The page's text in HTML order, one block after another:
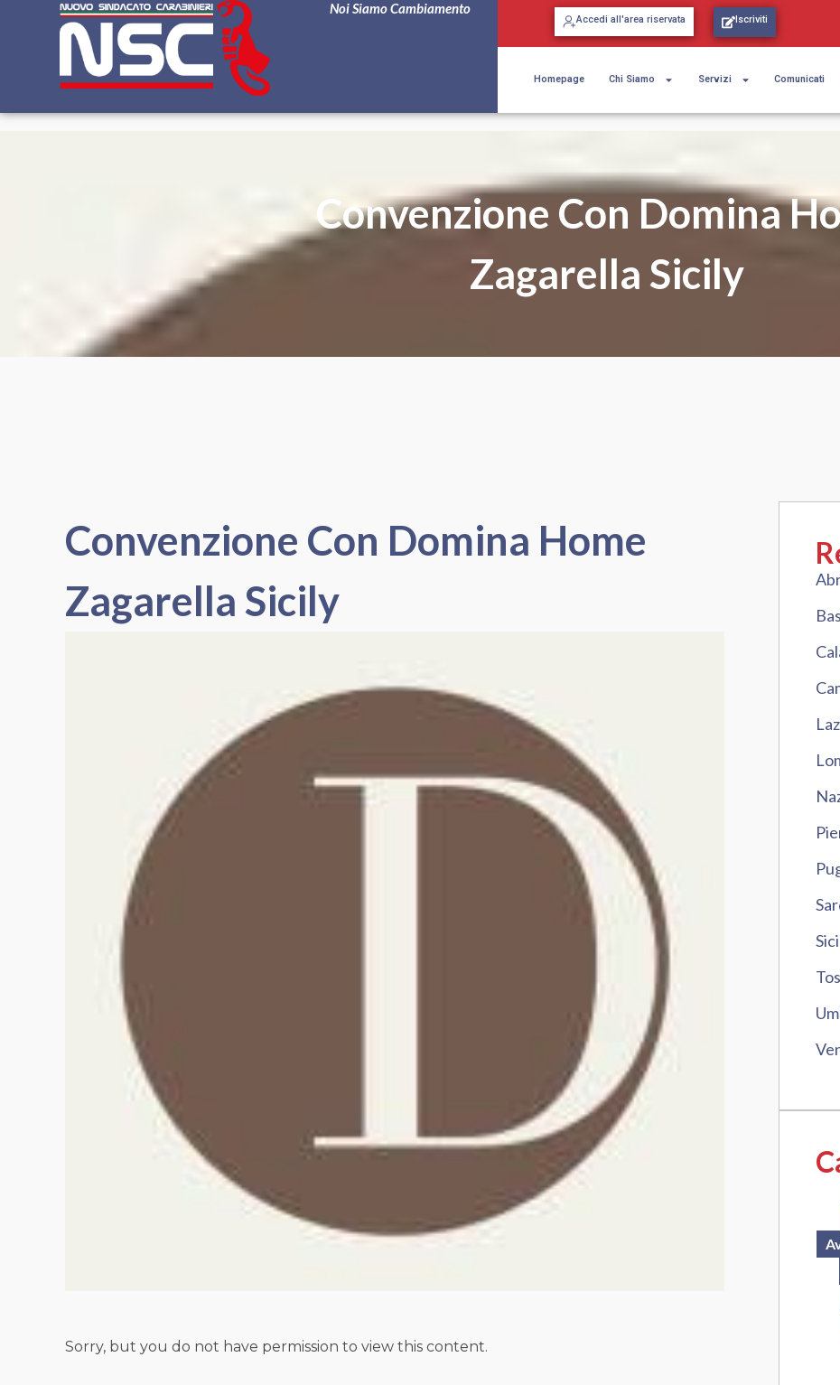
Noi Siamo Cambiamento
Accedi all'area riservata Iscriviti
Homepage Chi Siamo Servizi Comunicati
Convenzione Con Domina
Zagarella Sicily
Convenzione Con Domina Home
Zagarella Sicily
Sorry, but you do not have permission to view this content.